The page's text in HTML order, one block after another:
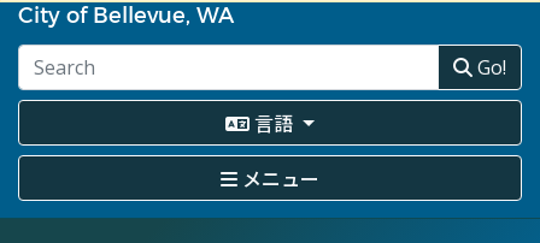
イ
ン
ン
ン
に
移
City of Bellevue, WA
Go!
言語
メニュー